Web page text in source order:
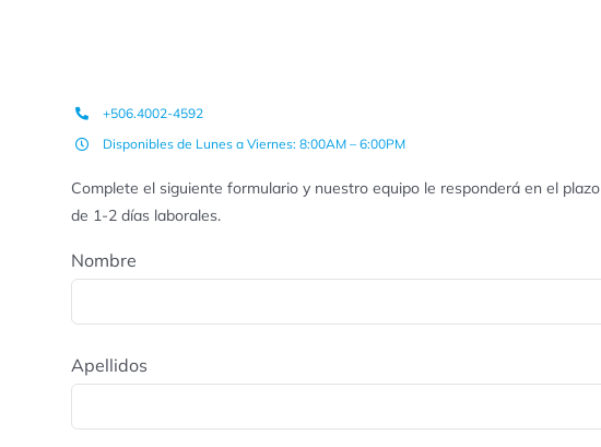
+506.4002-4592
Disponibles de Lunes a Viernes: 8:00AM – 6:00PM
Complete el siguiente formulario y nuestro equipo le responderá en el plazo
de 1-2 días laborales.
Nombre
Apellidos